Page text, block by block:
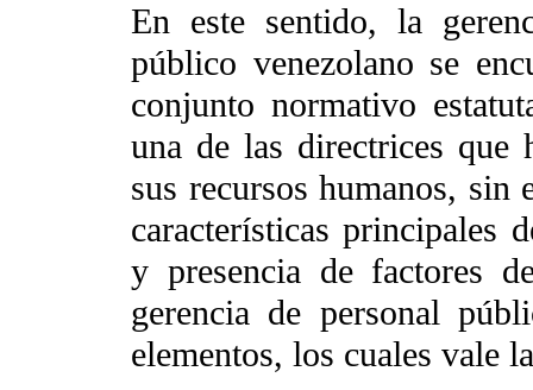
En este sentido, la
público venezolano se
conjunto normativo
una de las directrices que
sus recursos humanos, sin
características principales
y presencia de factores
gerencia de personal
elementos, los cuales vale